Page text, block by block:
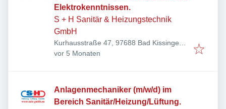
Elektrokenntnissen.
S + H Sanitär & Heizungstechnik
GmbH
Kurhausstraße 47, 97688 Bad Kissingen,
Deutschland
Veröffentlicht:
vor 5 Monaten
Anlagenmechaniker (m/w/d) im
Bereich Sanitär/Heizung/Lüftung.